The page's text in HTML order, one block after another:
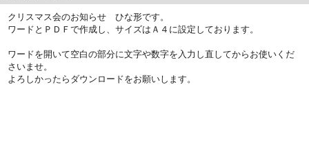
クリスマス会のお知らせ ひな形です。
ワードとＰＤＦで作成し、サイズはＡ４に設定しております。
ワードを開いて空白の部分に文字や数字を入力し直してからお使いくだ
さいませ。
よろしかったらダウンロードをお願いします。